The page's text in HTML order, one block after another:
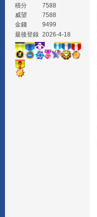
積分
7588
威望
7588
金錢
9499
最後登錄 2026-4-18